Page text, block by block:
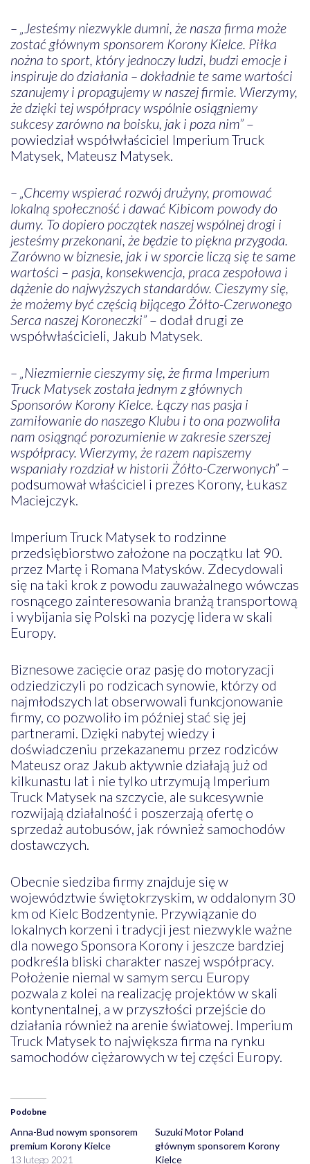
– „Jesteśmy niezwykle dumni, że nasza firma może
zostać głównym sponsorem Korony Kielce. Piłka
nożna to sport, który jednoczy ludzi, budzi emocje i
inspiruje do działania – dokładnie te same wartości
szanujemy i propagujemy w naszej firmie. Wierzymy,
że dzięki tej współpracy wspólnie osiągniemy
sukcesy zarówno na boisku, jak i poza nim” –
powiedział współwłaściciel Imperium Truck
Matysek, Mateusz Matysek.
– „Chcemy wspierać rozwój drużyny, promować
lokalną społeczność i dawać Kibicom powody do
dumy. To dopiero początek naszej wspólnej drogi i
jesteśmy przekonani, że będzie to piękna przygoda.
Zarówno w biznesie, jak i w sporcie liczą się te same
wartości – pasja, konsekwencja, praca zespołowa i
dążenie do najwyższych standardów. Cieszymy się,
że możemy być częścią bijącego Żółto-Czerwonego
Serca naszej Koroneczki”– dodał drugi ze
współwłaścicieli, Jakub Matysek.
– „Niezmiernie cieszymy się, że firma Imperium
Truck Matysek została jednym z głównych
Sponsorów Korony Kielce. Łączy nas pasja i
zamiłowanie do naszego Klubu i to ona pozwoliła
nam osiągnąć porozumienie w zakresie szerszej
współpracy. Wierzymy, że razem napiszemy
wspaniały rozdział w historii Żółto-Czerwonych”–
podsumował właściciel i prezes Korony, Łukasz
Maciejczyk.
Imperium Truck Matysek to rodzinne
przedsiębiorstwo założone na początku lat 90.
przez Martę i Romana Matysków. Zdecydowali
się na taki krok z powodu zauważalnego wówczas
rosnącego zainteresowania branżą transportową
i wybijania się Polski na pozycję lidera w skali
Europy.
Biznesowe zacięcie oraz pasję do motoryzacji
odziedziczyli po rodzicach synowie, którzy od
najmłodszych lat obserwowali funkcjonowanie
firmy, co pozwoliło im później stać się jej
partnerami. Dzięki nabytej wiedzy i
doświadczeniu przekazanemu przez rodziców
Mateusz oraz Jakub aktywnie działają już od
kilkunastu lat i nie tylko utrzymują Imperium
Truck Matysek na szczycie, ale sukcesywnie
rozwijają działalność i poszerzają ofertę o
sprzedaż autobusów, jak również samochodów
dostawczych.
Obecnie siedziba firmy znajduje się w
województwie świętokrzyskim, w oddalonym 30
km od Kielc Bodzentynie. Przywiązanie do
lokalnych korzeni i tradycji jest niezwykle ważne
dla nowego Sponsora Korony i jeszcze bardziej
podkreśla bliski charakter naszej współpracy.
Położenie niemal w samym sercu Europy
pozwala z kolei na realizację projektów w skali
kontynentalnej, a w przyszłości przejście do
działania również na arenie światowej. Imperium
Truck Matysek to największa firma na rynku
samochodów ciężarowych w tej części Europy.
Podobne
Anna-Bud nowym sponsorem
premium Korony Kielce
13 lutego 2021
Suzuki Motor Poland
głównym sponsorem Korony
Kielce